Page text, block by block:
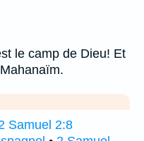
le camp de Dieu! Et
Samuel 2:8